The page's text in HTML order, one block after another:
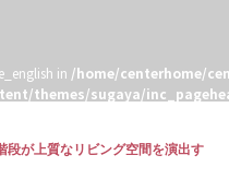
in /home/centerhome/
themes/sugaya/
段が上質なリビング空間を演出す